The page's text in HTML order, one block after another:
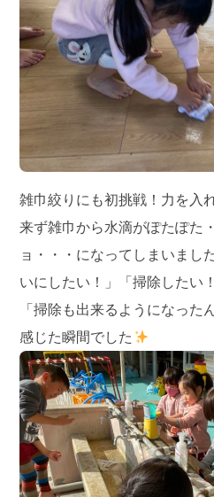
雑巾絞りにも初挑戦！力を入
来ず雑巾から水滴がぽたぽた
ョ・・・になってしまいまし
いにしたい！」「掃除したい
「掃除も出来るようになった
感じた瞬間でした